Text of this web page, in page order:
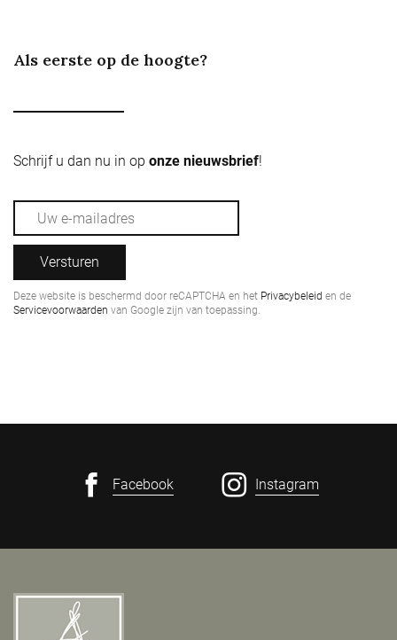
Als eerste op de hoogte?
Schrijf u dan nu in op onze nieuwsbrief!
Versturen
Deze website is beschermd door reCAPTCHA en het Privacybeleid en de
Servicevoorwaarden van Google zijn van toepassing.
Facebook Instagram